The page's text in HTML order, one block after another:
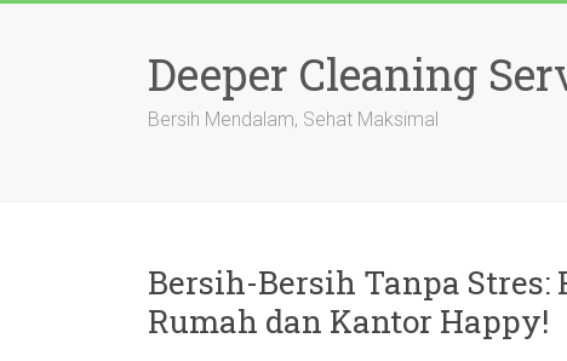
Deeper Cleaning
Bersih Mendalam, Sehat Maksimal
Bersih-Bersih Tanpa
Rumah dan Kantor Happy!